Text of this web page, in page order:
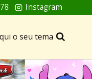
Instagram
o seu tema